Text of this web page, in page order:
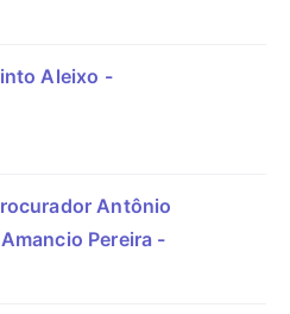
Aleixo -
Antônio
Pereira -